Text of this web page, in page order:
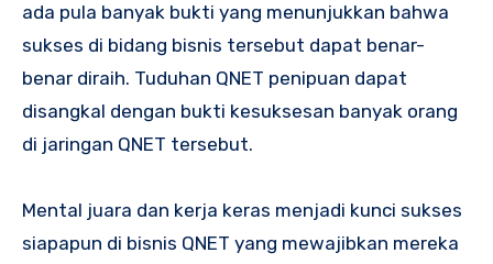
ada pula banyak bukti yang menunjukkan bahwa
sukses di bidang bisnis tersebut dapat benar-
benar diraih. Tuduhan QNET penipuan dapat
disangkal dengan bukti kesuksesan banyak orang
di jaringan QNET tersebut.
Mental juara dan kerja keras menjadi kunci sukses
siapapun di bisnis QNET yang mewajibkan mereka